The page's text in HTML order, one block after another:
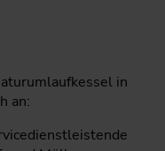
in
an: